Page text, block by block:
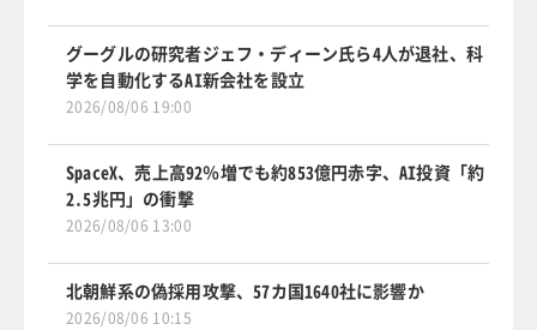
グーグルの研究者ジェフ・ディーン氏ら4人が退社、科
学を自動化するAI新会社を設立
2026/08/06 19:00
SpaceX、売上高92％増でも約853億円赤字、AI投資「約
2.5兆円」の衝撃
2026/08/06 13:00
北朝鮮系の偽採用攻撃、57カ国1640社に影響か
2026/08/06 10:15